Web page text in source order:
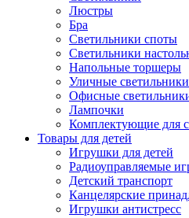
Люстры
Бра
Светильники споты
Светильники
Напольные торшеры
Уличные светильники
Офисные
Лампочки
Комплектующие для
Товары для детей
Игрушки для детей
Радиоуправляемые
Детский транспорт
Канцелярские
Игрушки антистресс